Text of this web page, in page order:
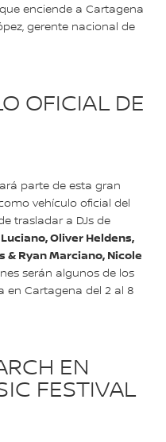
enciende a Cartagena
gerente nacional de
OFICIAL DE
parte de esta gran
vehículo oficial del
trasladar a DJs de
Oliver Heldens,
& Ryan Marciano, Nicole
serán algunos de los
en Cartagena del 2 al 8
EN
FESTIVAL